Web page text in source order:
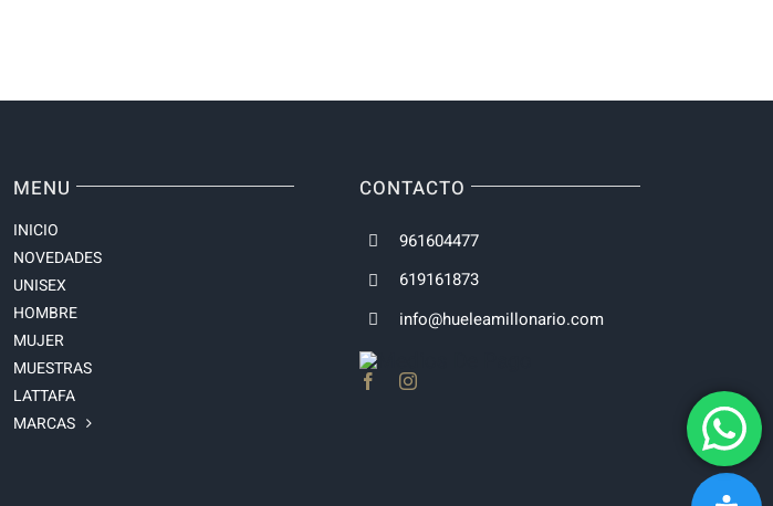
MENU
INICIO
NOVEDADES
UNISEX
HOMBRE
MUJER
MUESTRAS
LATTAFA
MARCAS
CONTACTO
961604477
619161873
info@hueleamillonario.com